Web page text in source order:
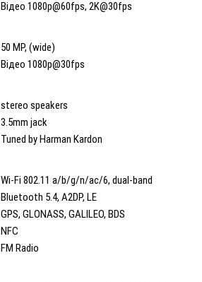
Відео 1080p@60fps, 2K@30fps
50 MP, (wide)
Відео 1080p@30fps
stereo speakers
3.5mm jack
Tuned by Harman Kardon
Wi-Fi 802.11 a/b/g/n/ac/6, dual-band
Bluetooth 5.4, A2DP, LE
GPS, GLONASS, GALILEO, BDS
NFC
FM Radio